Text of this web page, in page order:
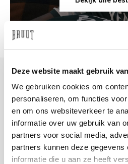
Deze website maakt gebruik
We gebruiken cookies om
personaliseren, om functies
en om ons websiteverkeer te
informatie over uw gebruik van
partners voor social media,
partners kunnen deze
informatie die u aan ze heeft
+31 23 205 2006
info@bruut.nl
Contact Formulier
Open 11:00 - 18:30
OPENINGSTIJDEN